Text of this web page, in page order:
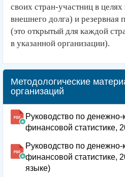
своих стран-участниц в
внешнего долга) и
(это открытый для каждой
в указанной организации).
Методологические
организаций
Руководство по денежно-
финансовой статистике,
Руководство по денежно-
финансовой статистике,
языке)